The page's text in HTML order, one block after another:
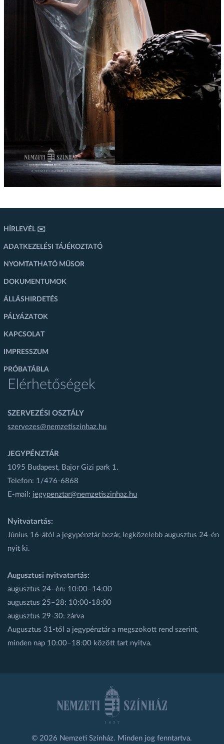
HÍRLEVÉL ✉️
ADATKEZELÉSI TÁJÉKOZTATÓ
NYOMTATHATÓ MŰSOR
DOKUMENTUMOK
ÁLLÁSHIRDETÉS
PÁLYÁZATOK
KAPCSOLAT
IMPRESSZUM
PRÓBATÁBLA
Elérhetőségek
SZERVEZÉSI OSZTÁLY
szervezes@nemzetiszinhaz.hu
JEGYPÉNZTÁR
1095 Budapest, Bajor Gizi park 1.
Telefon: 1/476-6868
E-mail: jegypenztar@nemzetiszinhaz.hu
Nyitvatartás:
Június 16-ától a jegypénztár bezár, legközelebb augusztus 24-én
nyit ki.
Augusztusi nyitvatartás:
augusztus 24–én: 10:00–14:00
augusztus 25–28: 10:00-18:00
augusztus 29-30: zárva
Augusztus 31-től a jegypénztár a megszokott rend szerint,
minden nap 10:00–18:00 között tart nyitva.
© 2026 Nemzeti Színház. Minden jog fenntartva.